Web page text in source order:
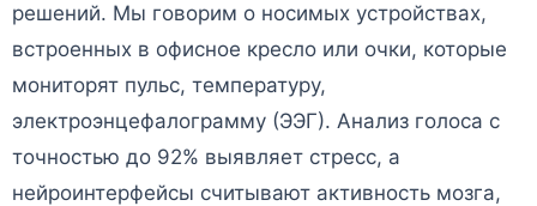
решений. Мы говорим о носимых устройствах,
встроенных в офисное кресло или очки, которые
мониторят пульс, температуру,
электроэнцефалограмму (ЭЭГ). Анализ голоса с
точностью до 92% выявляет стресс, а
нейроинтерфейсы считывают активность мозга,